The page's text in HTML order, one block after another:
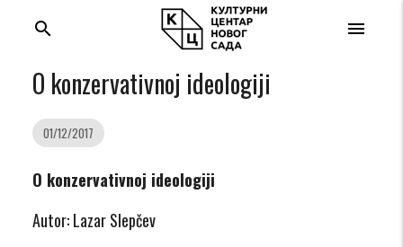
menu
search
O konzervativnoj ideologiji
01/12/2017
O konzervativnoj ideologiji
Autor: Lazar Slepčev